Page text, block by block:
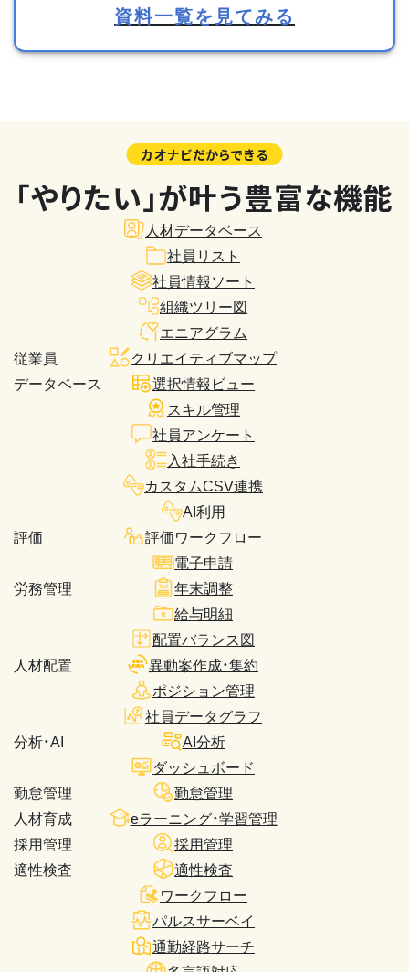
資料一覧を見てみる
カオナビだからできる
「やりたい」が叶う豊富な機能
従業員
データベース
人材データベース
社員リスト
社員情報ソート
組織ツリー図
エニアグラム
クリエイティブマップ
選択情報ビュー
スキル管理
社員アンケート
入社手続き
カスタムCSV連携
AI利用
評価
評価ワークフロー
労務管理
電子申請
年末調整
給与明細
人材配置
配置バランス図
異動案作成・集約
ポジション管理
分析・AI
社員データグラフ
AI分析
ダッシュボード
勤怠管理
勤怠管理
人材育成
eラーニング・学習管理
採用管理
採用管理
適性検査
適性検査
ワークフロー
パルスサーベイ
通勤経路サーチ